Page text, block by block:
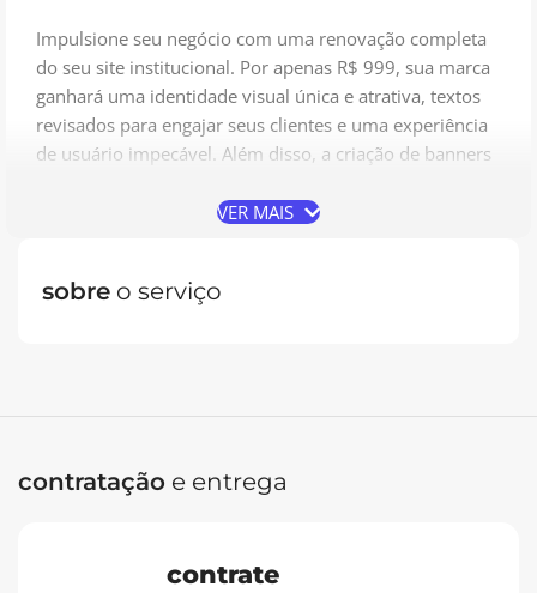
Impulsione seu negócio com uma renovação completa
do seu site institucional. Por apenas R$ 999, sua marca
ganhará uma identidade visual única e atrativa, textos
revisados para engajar seus clientes e uma experiência
de usuário impecável. Além disso, a criação de banners
atraente, enquanto a configuração profissional de
Alteração completa da identidade visual do site
VER MAIS
sobre o serviço
contratação e entrega
contrate